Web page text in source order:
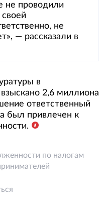
не проводили
не
— рассказали в
в
2,6 миллиона
ответственный
был привлечен к
по налогам